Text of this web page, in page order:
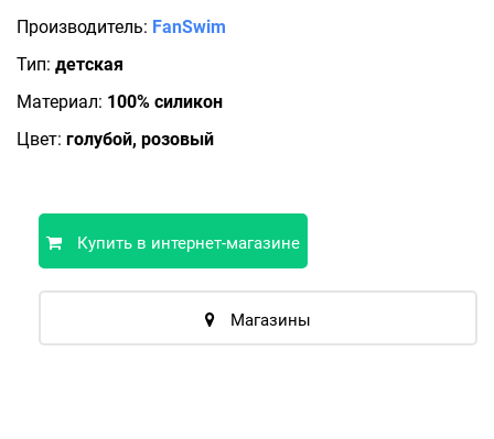
Производитель: FanSwim
Тип: детская
Материал: 100% силикон
Цвет: голубой, розовый
Купить в интернет-магазине
Магазины